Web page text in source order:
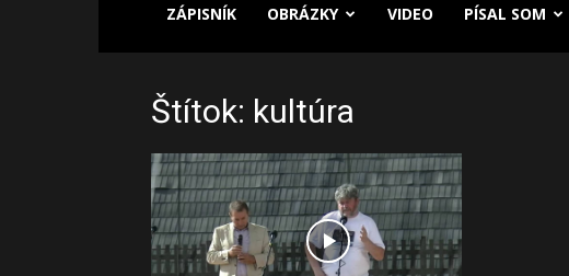
ZÁPISNÍK OBRÁZKY VIDEO PÍSAL SOM
Štítok: kultúra